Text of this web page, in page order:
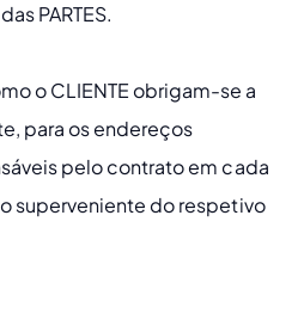
PARTES.
o CLIENTE obrigam-se a
para os endereços
​​pelo contrato em cada
superveniente do respetivo